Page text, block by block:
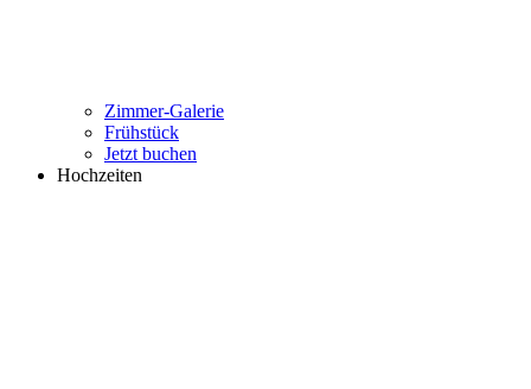
Zimmer-Galerie
Frühstück
Jetzt buchen
Hochzeiten